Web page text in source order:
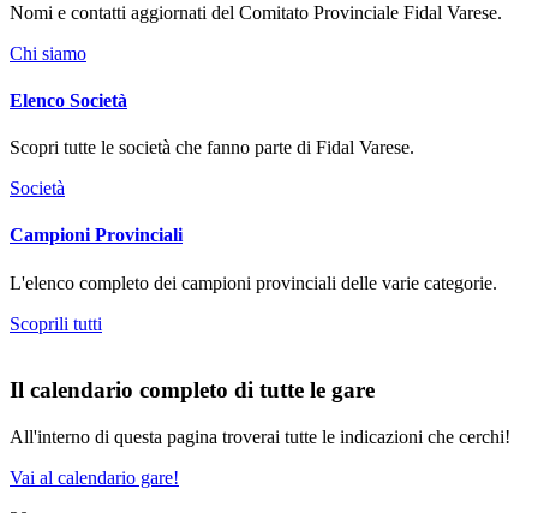
Nomi e contatti aggiornati del Comitato Provinciale Fidal Varese.
Chi siamo
Elenco Società
Scopri tutte le società che fanno parte di Fidal Varese.
Società
Campioni Provinciali
L'elenco completo dei campioni provinciali delle varie categorie.
Scoprili tutti
Il calendario completo di tutte le gare
All'interno di questa pagina troverai tutte le indicazioni che cerchi!
Vai al calendario gare!